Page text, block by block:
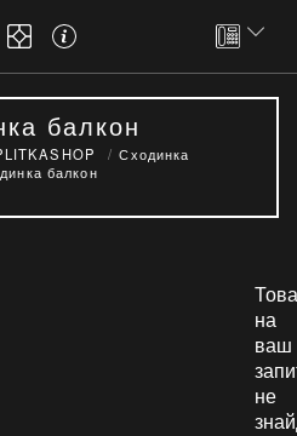
балкон
Сходинка
балкон
на
ваш
не